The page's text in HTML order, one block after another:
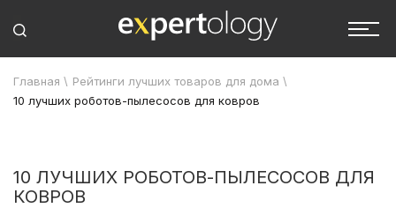
Главная \ Рейтинги лучших товаров для дома \
10 лучших роботов-пылесосов для ковров
10 ЛУЧШИХ РОБОТОВ-ПЫЛЕСОСОВ ДЛЯ
КОВРОВ